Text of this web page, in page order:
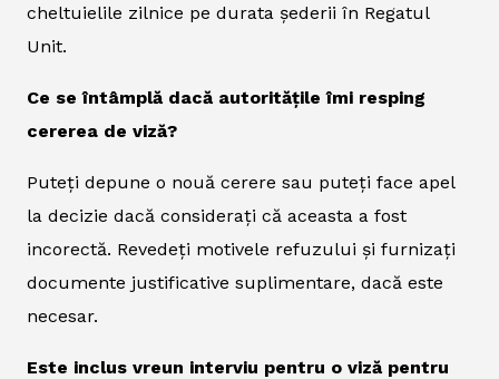
cheltuielile zilnice pe durata șederii în Regatul
Unit.
Ce se întâmplă dacă autoritățile îmi resping
cererea de viză?
Puteți depune o nouă cerere sau puteți face apel
la decizie dacă considerați că aceasta a fost
incorectă. Revedeți motivele refuzului și furnizați
documente justificative suplimentare, dacă este
necesar.
Este inclus vreun interviu pentru o viză pentru